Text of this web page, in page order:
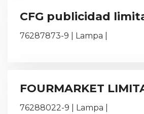
CFG publicidad
76287873-9 | Lampa |
FOURMARKET
76288022-9 | Lampa |